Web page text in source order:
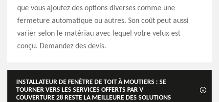
que vous ajoutez des options diverses comme une
fermeture automatique ou autres. Son coût peut aussi
varier selon le matériau avec lequel votre velux est
conçu. Demandez des devis.
INSTALLATEUR DE FENÊTRE DE TOIT À MOUTIERS : SE
TOURNER VERS LES SERVICES OFFERTS PAR V
COUVERTURE 28 RESTE LA MEILLEURE DES SOLUTIONS